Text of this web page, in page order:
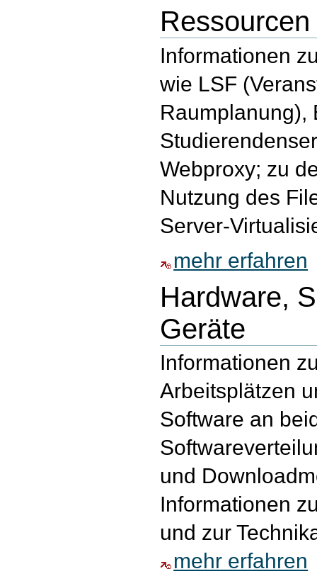
Ressourcen
Informationen
wie LSF
Raumplanung),
Webproxy; zu
Nutzung des
Server-
mehr erfahren
Hardware,
Geräte
Informationen
Arbeitsplätzen
Software an
und
Informationen
und zur
mehr erfahren